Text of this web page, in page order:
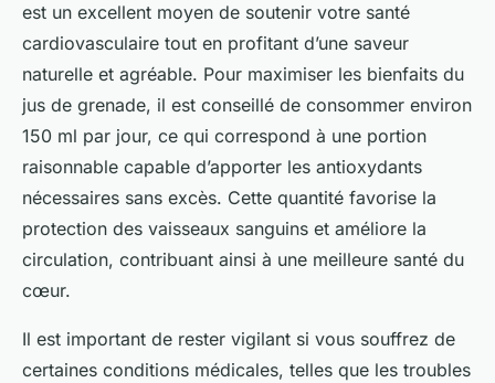
est un excellent moyen de soutenir votre santé
cardiovasculaire tout en profitant d’une saveur
naturelle et agréable. Pour maximiser les bienfaits du
jus de grenade, il est conseillé de consommer environ
150 ml par jour, ce qui correspond à une portion
raisonnable capable d’apporter les antioxydants
nécessaires sans excès. Cette quantité favorise la
protection des vaisseaux sanguins et améliore la
circulation, contribuant ainsi à une meilleure santé du
cœur.
Il est important de rester vigilant si vous souffrez de
certaines conditions médicales, telles que les troubles